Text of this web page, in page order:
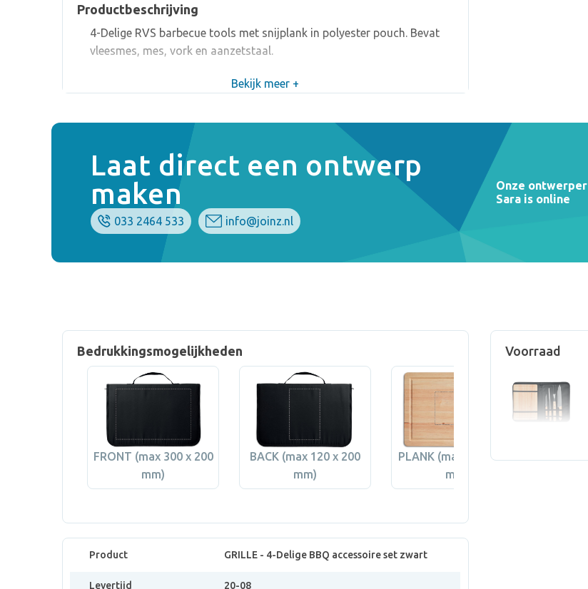
Productbeschrijving
4-Delige RVS barbecue tools met snijplank in polyester pouch. Bevat
vleesmes, mes, vork en aanzetstaal.
Bekijk meer +
Laat direct een ontwerp
maken
033 2464 533 info@joinz.nl
Onze ontwerper
Sara is online
Bedrukkingsmogelijkheden
FRONT (max 300 x 200
mm)
BACK (max 120 x 200
mm)
PLANK (max 135 x 100
mm)
Product GRILLE - 4-Delige BBQ accessoire set zwart
Levertijd 20-08
Voorraad